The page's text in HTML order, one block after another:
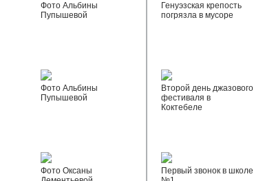
Фото Альбины
Пупышевой
Фото Альбины
Пупышевой
Фото Оксаны
Генуэзская крепость
погрязла в мусоре
Второй день джазового
фестиваля в
Коктебеле
Первый звонок в школе